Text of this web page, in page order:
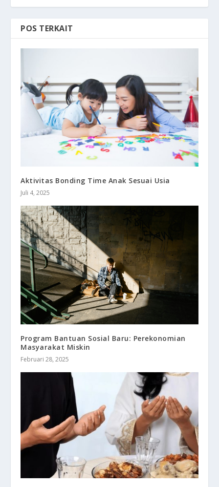
POS TERKAIT
Aktivitas Bonding Time Anak Sesuai Usia
Juli 4, 2025
Program Bantuan Sosial Baru: Perekonomian
Masyarakat Miskin
Februari 28, 2025